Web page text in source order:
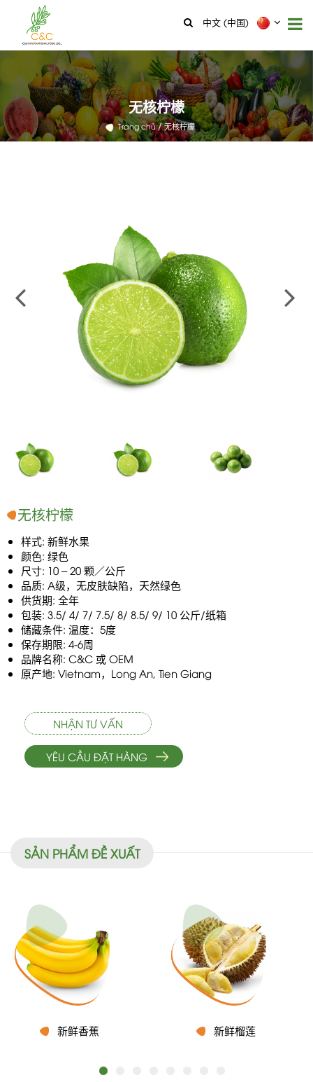
中文 (中国)
无核柠檬
Trang chủ 无核柠檬
无核柠檬
样式: 新鲜水果
颜色: 绿色
尺寸: 10 – 20 颗／公斤
品质: A级，无皮肤缺陷，天然绿色
供货期: 全年
包装: 3.5/ 4/ 7/ 7.5/ 8/ 8.5/ 9/ 10 公斤/纸箱
储藏条件: 温度：5度
保存期限: 4-6周
品牌名称: C&C 或 OEM
原产地: Vietnam，Long An, Tien Giang
NHẬN TƯ VẤN
YÊU CẦU ĐẶT HÀNG
SẢN PHẨM ĐỀ XUẤT
新鲜香蕉 新鲜榴莲